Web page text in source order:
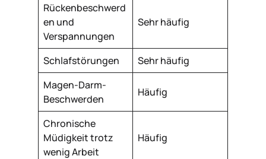
Rückenbeschwerd
en und
Verspannungen
Sehr häufig
Schlafstörungen
Sehr häufig
Magen-Darm-
Beschwerden
Häufig
Chronische
Müdigkeit trotz
wenig Arbeit
Häufig